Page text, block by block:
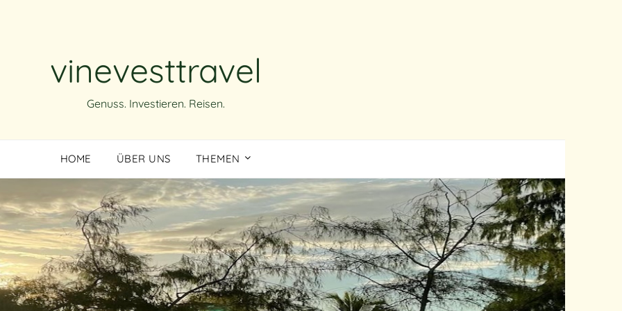
vinevesttravel
Genuss. Investieren. Reisen.
HOME ÜBER UNS THEMEN